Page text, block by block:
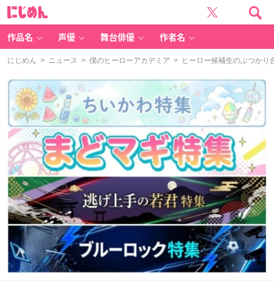
作品名 声優 舞台俳優 作者名
にじめん > ニュース > 僕のヒーローアカデミア > ヒーロー候補生のぶつかり